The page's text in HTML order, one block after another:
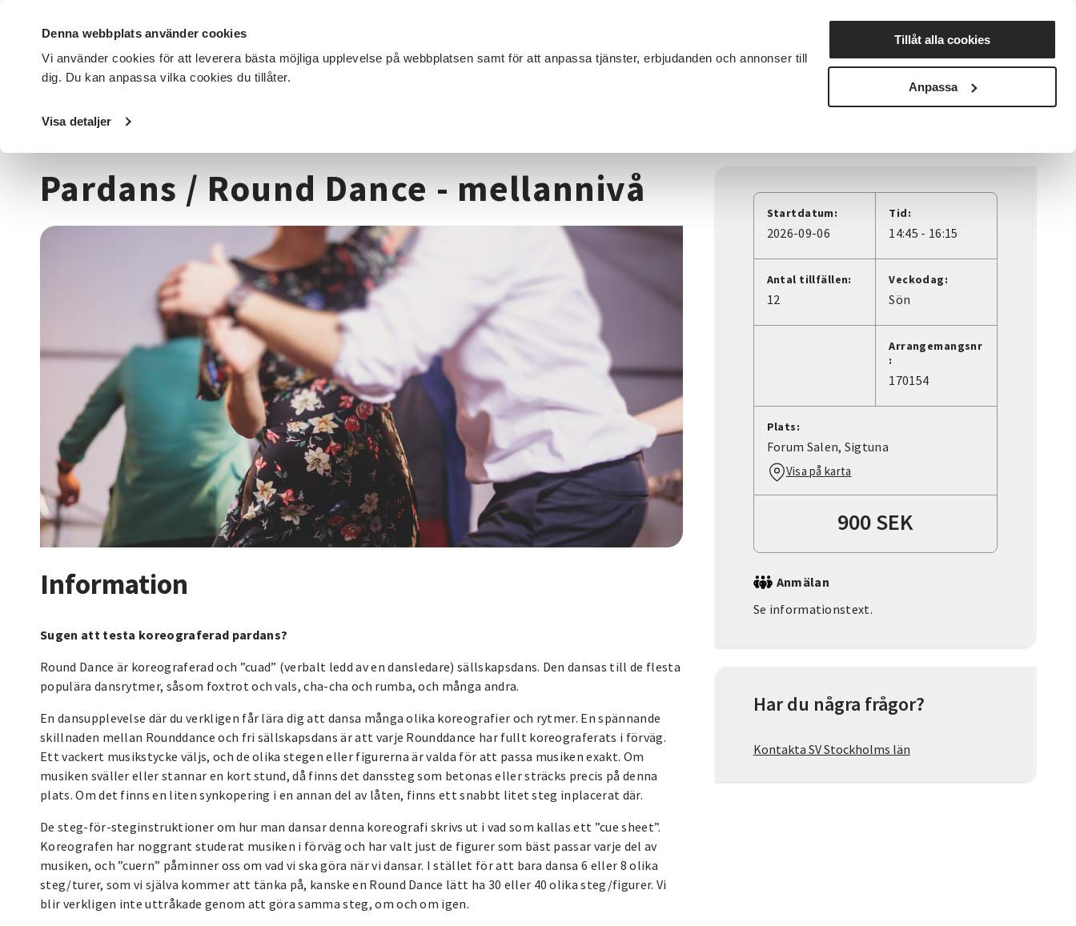
Denna webbplats använder cookies
Vi använder cookies för att leverera bästa möjliga upplevelse på webbplatsen samt för att anpassa tjänster, erbjudanden och annonser till
dig. Du kan anpassa vilka cookies du tillåter.
Visa detaljer
Tillåt alla cookies
Anpassa
DET HÄR GÖR VI FÖR DIG SOM SÖK KURSER OCH EVENEMANG Nyheter Avdelningar
Startsida / Kurser och evenemang
Pardans / Round Dance - mellannivå
Information
Sugen att testa koreograferad pardans?
Round Dance är koreograferad och ”cuad” (verbalt ledd av en dansledare) sällskapsdans. Den dansas till de flesta
populära dansrytmer, såsom foxtrot och vals, cha-cha och rumba, och många andra.
En dansupplevelse där du verkligen får lära dig att dansa många olika koreografier och rytmer. En spännande
skillnaden mellan Rounddance och fri sällskapsdans är att varje Rounddance har fullt koreograferats i förväg.
Ett vackert musikstycke väljs, och de olika stegen eller figurerna är valda för att passa musiken exakt. Om
musiken sväller eller stannar en kort stund, då finns det danssteg som betonas eller sträcks precis på denna
plats. Om det finns en liten synkopering i en annan del av låten, finns ett snabbt litet steg inplacerat där.
De steg-för-steginstruktioner om hur man dansar denna koreografi skrivs ut i vad som kallas ett ”cue sheet”.
Koreografen har noggrant studerat musiken i förväg och har valt just de figurer som bäst passar varje del av
musiken, och ”cuern” påminner oss om vad vi ska göra när vi dansar. I stället för att bara dansa 6 eller 8 olika
steg/turer, som vi själva kommer att tänka på, kanske en Round Dance lätt ha 30 eller 40 olika steg/figurer. Vi
blir verkligen inte uttråkade genom att göra samma steg, om och om igen.
Startdatum:
2026-09-06
Tid:
14:45 - 16:15
Antal tillfällen:
12
Veckodag:
Sön
Arrangemangsnr
:
170154
Plats:
Forum Salen, Sigtuna
Visa på karta
900 SEK
Anmälan
Se informationstext.
Har du några frågor?
Kontakta SV Stockholms län